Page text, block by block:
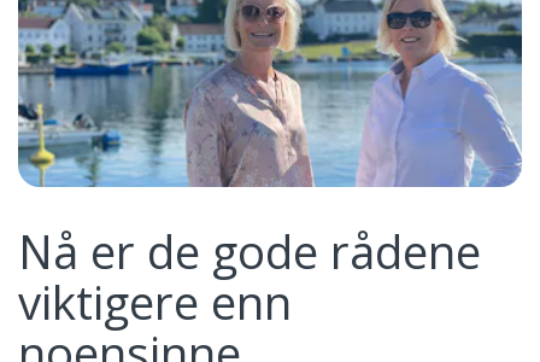
Nå er de gode rådene
viktigere enn